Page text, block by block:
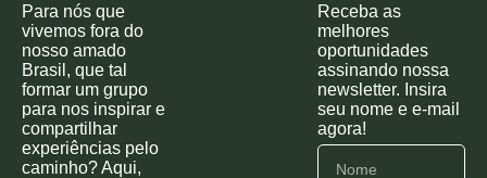
Para nós que
vivemos fora do
nosso amado
Brasil, que tal
formar um grupo
para nos inspirar e
compartilhar
experiências pelo
caminho? Aqui,
Receba as
melhores
oportunidades
assinando nossa
newsletter. Insira
seu nome e e-mail
agora!